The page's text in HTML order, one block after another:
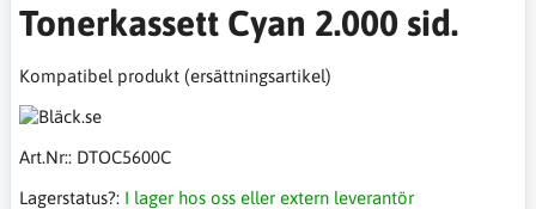
Tonerkassett Cyan 2.000 sid.
Kompatibel produkt (ersättningsartikel)
Art.Nr:: DTOC5600C
Lagerstatus?: I lager hos oss eller extern leverantör